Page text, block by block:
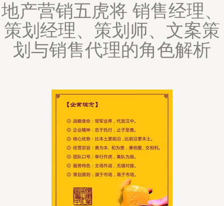
地产营销五虎将 销售经理、
策划经理、策划师、文案策
划与销售代理的角色解析